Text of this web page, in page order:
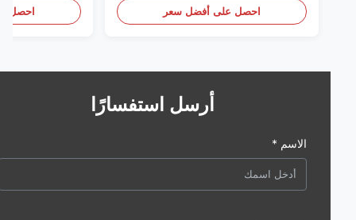
احصل على أفضل سعر
الكشف عن الأبخرة
احصل على
أرسل استفسارًا
الاسم *